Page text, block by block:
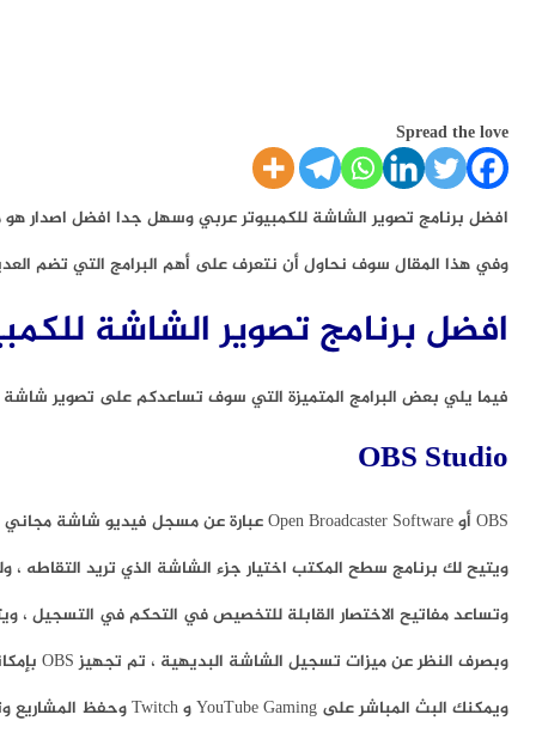
Spread the love
افضل برنامج تصوير الشاشة للكمبيوتر عربي وسهل جدا افضل اصدار
وفي هذا المقال سوف نحاول أن نتعرف على أهم البرامج التي تضم
افضل برنامج تصوير الشاشة
فيما يلي بعض البرامج المتميزة التي سوف تساعدكم على تصوير شاشة
OBS Studio
OBS أو Open Broadcaster Software عبارة عن مسجل فيديو شاشة مجاني يوفر كلاً من التسجيل والبث بدقة عالية ، دون قيود على طول مقاطع الفيديو الخاصة بك.
ويتيح لك برنامج سطح المكتب اختيار جزء الشاشة الذي تريد التقاطه ،
وتساعد مفاتيح الاختصار القابلة للتخصيص في التحكم في التسجيل
وبصرف النظر عن ميزات تسجيل الشاشة البديهية ، تم تجهيز OBS بإمكانيات البث المباشر التي لن تجدها في مسجلات الشاشة الافتراضية لأنظمة التشغيل الرئيسية.
ويمكنك البث المباشر على YouTube Gaming و Twitch وحفظ المشاريع وتحويل لقطاتك بتنسيق FLV.